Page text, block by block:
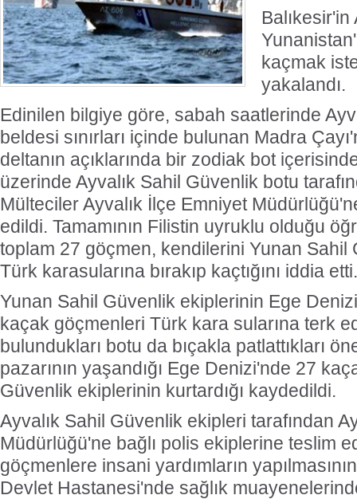
kaçmak
yakalandı.
Edinilen bilgiye göre, sabah saatlerinde
beldesi sınırları içinde bulunan Madra
deltanın açıklarında bir zodiak bot
üzerinde Ayvalık Sahil Güvenlik botu
Mülteciler Ayvalık İlçe Emniyet
edildi. Tamamının Filistin uyruklu olduğu
toplam 27 göçmen, kendilerini Yunan Sahil
Türk karasularına bırakıp kaçtığını iddia etti.
Yunan Sahil Güvenlik ekiplerinin Ege
kaçak göçmenleri Türk kara sularına terk
bulundukları botu da bıçakla patlattıkları
pazarının yaşandığı Ege Denizi'nde 27
Güvenlik ekiplerinin kurtardığı kaydedildi.
Ayvalık Sahil Güvenlik ekipleri tarafından
Müdürlüğü'ne bağlı polis ekiplerine teslim
göçmenlere insani yardımların
Devlet Hastanesi'nde sağlık